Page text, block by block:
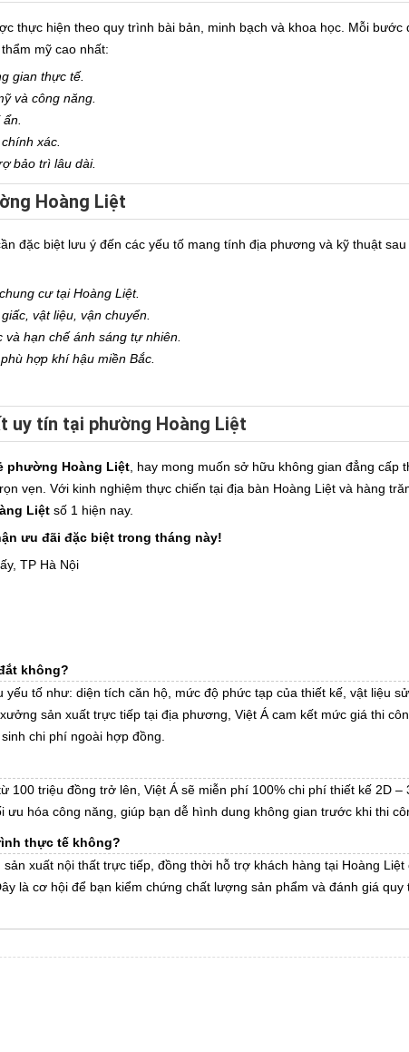
thực hiện theo quy trình bài bản, minh bạch và khoa học. Mỗi bước
mỹ cao nhất:
gian thực tế.
và công năng.
xác.
bảo trì lâu dài.
Hoàng Liệt
đặc biệt lưu ý đến các yếu tố mang tính địa phương và kỹ thuật
cư tại Hoàng Liệt.
vật liệu, vận chuyển.
hạn chế ánh sáng tự nhiên.
hợp khí hậu miền Bắc.
uy tín tại phường Hoàng Liệt
phường Hoàng Liệt , hay mong muốn sở hữu không gian đẳng cấp
vẹn. Với kinh nghiệm thực chiến tại địa bàn Hoàng Liệt và hàng
Liệt số 1 hiện nay.
ưu đãi đặc biệt trong tháng này!
TP Hà Nội
không?
tố như: diện tích căn hộ, mức độ phức tạp của thiết kế, vật liệu
sản xuất trực tiếp tại địa phương, Việt Á cam kết mức giá thi
chi phí ngoài hợp đồng.
100 triệu đồng trở lên, Việt Á sẽ miễn phí 100% chi phí thiết kế 2D –
hóa công năng, giúp bạn dễ hình dung không gian trước khi thi
thực tế không?
xuất nội thất trực tiếp, đồng thời hỗ trợ khách hàng tại Hoàng Liệt
là cơ hội để bạn kiểm chứng chất lượng sản phẩm và đánh giá quy